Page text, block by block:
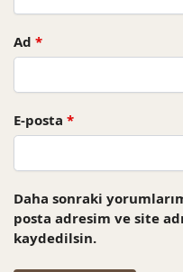
Ad *
E-posta *
Daha sonraki
posta adresim ve site
kaydedilsin.